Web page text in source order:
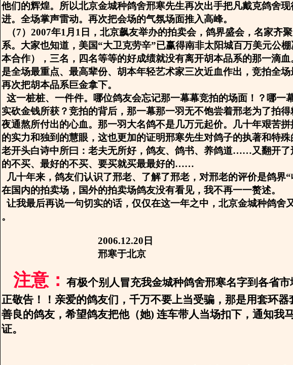
他们的辉煌。所以北京金城种鸽舍邢寒先生再次出手把凡戴克鸽舍现
进。全场掌声雷动。再次把会场的气氛场面推入高峰。
（7）2007年1月1日，北京飙友举办的拍卖会，鸽界盛会，名家齐
系。大家也知道，美国“大卫克劳辛”已赢得南非太阳城百万美元公
本合作），三名，四名等等的好成绩就没有离开胡本品系的那一滴
是全场最重点、最高辈份、胡本年轻艺术家三次近血作出，竞拍全
再次把胡本品系巨金拿下。
这一桩桩、一件件。哪位鸽友会忘记那一幕幕竞拍的场面！？哪一
实砍金钱所获？竞拍的背后，那一幕那一羽无不饱尝着邢老为了拍
夜通熬所付出的心血。那一羽大名鸽不是几万元起价。几十年艰苦
的实力和独到的慧眼，这也更加的证明邢寒先生对鸽子的执著和特
老开头白诗中所曰：老夫无所好，鸽友、鸽书、养鸽道……又翻开了
的不买、最好的不买、要买就买最最好的……
几十年来，鸽友们认识了邢老、了解了邢老，对邢老的评价是鸽界
在国内的拍卖场，国外的拍卖场鸽友没有看见，我不再一一赘述。
让我最后再说一句切实的话，仅仅在这一年之中，北京金城种鸽舍
。
2006.12.20日
邢寒于北京
注意： 有极个别人冒充我金城种鸽舍邢寒名字到各省
正敬告！！亲爱的鸽友们，千万不要上当受骗，那是用套环器
善良的鸽友，希望鸽友把他（她) 连车带人当场扣下，通知我
证。